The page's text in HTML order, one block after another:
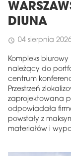
DIUNA
schedule 04 sierpnia
Kompleks biurowy
należący do
centrum
Przestrzeń
zaprojektowana
odpowiadała
powstały z
materiałów i